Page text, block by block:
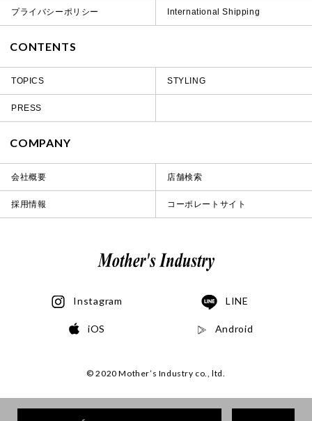
プライバシーポリシー International Shipping
CONTENTS
TOPICS STYLING
PRESS
COMPANY
会社概要 店舗検索
採用情報 コーポレートサイト
Instagram LINE
iOS Android
© 2020 Mother’s Industry co., ltd.